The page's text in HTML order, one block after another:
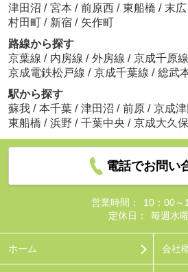
津田沼 / 宮本 / 前原西 / 東船橋 / 末広
村田町 / 新宿 / 矢作町
路線から探す
京葉線 / 内房線 / 外房線 / 京成千原線
京成電鉄松戸線 / 京成千葉線 / 総武
駅から探す
蘇我 / 本千葉 / 津田沼 / 前原 / 京成
東船橋 / 浜野 / 千葉中央 / 京成大久保
電話でお問い
営業時間：
10：00～
定休日：
毎週水
ホーム 会社